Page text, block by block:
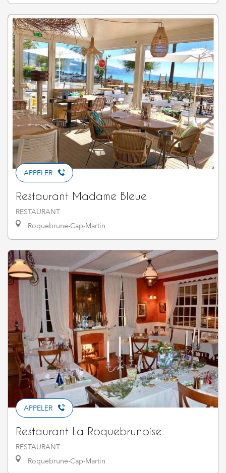
APPELER
Restaurant Madame Bleue
RESTAURANT
Roquebrune-Cap-Martin
APPELER
Restaurant La Roquebrunoise
RESTAURANT
Roquebrune-Cap-Martin